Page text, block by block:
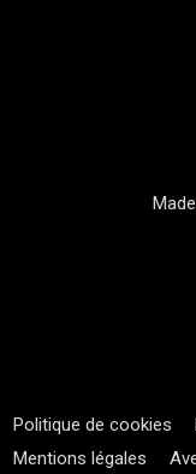
Politique de cookies
Mentions légales